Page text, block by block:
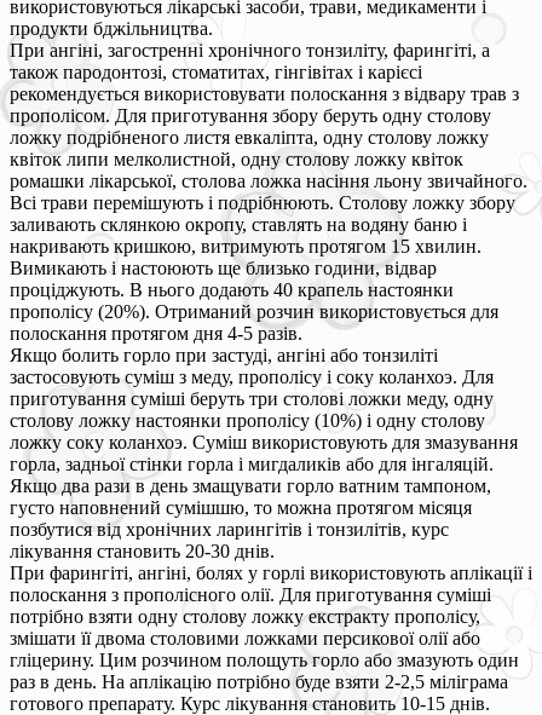
використовуються лікарські засоби, трави, медикаменти і
продукти бджільництва.
При ангіні, загостренні хронічного тонзиліту, фарингіті, а
також пародонтозі, стоматитах, гінгівітах і карієсі
рекомендується використовувати полоскання з відвару трав з
прополісом. Для приготування збору беруть одну столову
ложку подрібненого листя евкаліпта, одну столову ложку
квіток липи мелколистной, одну столову ложку квіток
ромашки лікарської, столова ложка насіння льону звичайного.
Всі трави перемішують і подрібнюють. Столову ложку збору
заливають склянкою окропу, ставлять на водяну баню і
накривають кришкою, витримують протягом 15 хвилин.
Вимикають і настоюють ще близько години, відвар
проціджують. В нього додають 40 крапель настоянки
прополісу (20%). Отриманий розчин використовується для
полоскання протягом дня 4-5 разів.
Якщо болить горло при застуді, ангіні або тонзиліті
застосовують суміш з меду, прополісу і соку коланхоэ. Для
приготування суміші беруть три столові ложки меду, одну
столову ложку настоянки прополісу (10%) і одну столову
ложку соку коланхоэ. Суміш використовують для змазування
горла, задньої стінки горла і мигдаликів або для інгаляцій.
Якщо два рази в день змащувати горло ватним тампоном,
густо наповнений сумішшю, то можна протягом місяця
позбутися від хронічних ларингітів і тонзилітів, курс
лікування становить 20-30 днів.
При фарингіті, ангіні, болях у горлі використовують аплікації і
полоскання з прополісного олії. Для приготування суміші
потрібно взяти одну столову ложку екстракту прополісу,
змішати її двома столовими ложками персикової олії або
гліцерину. Цим розчином полощуть горло або змазують один
раз в день. На аплікацію потрібно буде взяти 2-2,5 міліграма
готового препарату. Курс лікування становить 10-15 днів.